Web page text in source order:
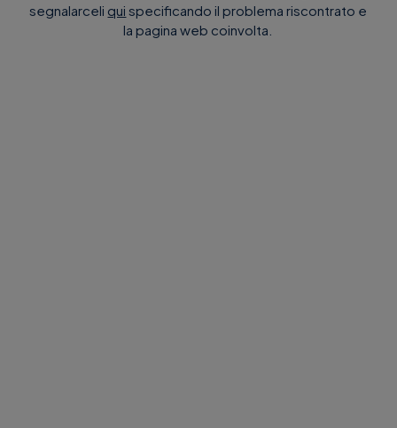
segnalarceli qui specificando il problema riscontrato e
la pagina web coinvolta.